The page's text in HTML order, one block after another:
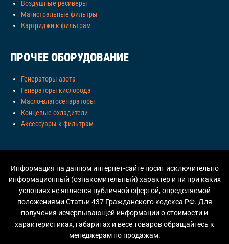
Воздушные ресиверы
Магистральные фильтры
Картриджи к фильтрам
ПРОЧЕЕ ОБОРУДОВАНИЕ
Генераторы азота
Генераторы кислорода
Масло-влагосепараторы
Концевые охладители
Аксессуары к фильтрам
Информация на данном интернет-сайте носит исключительно
информационный (ознакомительный) характер и ни при каких
условиях не является публичной офертой, определяемой
положениями Статьи 437 Гражданского кодекса РФ. Для
получения исчерпывающей информации о стоимости и
характеристиках, габаритах и весе товаров обращайтесь к
менеджерам по продажам.